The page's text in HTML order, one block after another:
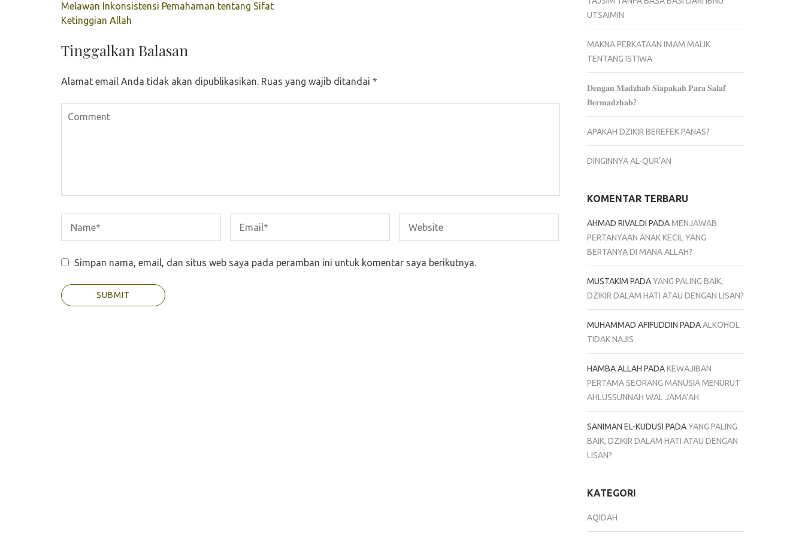
Navigasi
pos
Melawan Inkonsistensi Pemahaman tentang Sifat
Ketinggian Allah
Tinggalkan Balasan
Alamat email Anda tidak akan dipublikasikan. Ruas yang wajib ditandai *
Simpan nama, email, dan situs web saya pada peramban ini untuk komentar saya berikutnya.
UTSAIMIN
MAKNA PERKATAAN IMAM MALIK
TENTANG ISTIWA
𝐃𝐞𝐧𝐠𝐚𝐧 𝐌𝐚𝐝𝐳𝐡𝐚𝐛 𝐒𝐢𝐚𝐩𝐚𝐤𝐚𝐡 𝐏𝐚𝐫𝐚 𝐒𝐚𝐥𝐚𝐟
𝐁𝐞𝐫𝐦𝐚𝐝𝐳𝐡𝐚𝐛?
APAKAH DZIKIR BEREFEK PANAS?
DINGINNYA AL-QUR’AN
KOMENTAR TERBARU
AHMAD RIVALDI PADAMENJAWAB
PERTANYAAN ANAK KECIL YANG
BERTANYA DI MANA ALLAH?
MUSTAKIM PADAYANG PALING BAIK,
DZIKIR DALAM HATI ATAU DENGAN LISAN?
MUHAMMAD AFIFUDDIN PADAALKOHOL
TIDAK NAJIS
HAMBA ALLAH PADAKEWAJIBAN
PERTAMA SEORANG MANUSIA MENURUT
AHLUSSUNNAH WAL JAMA’AH
SANIMAN EL-KUDUSI PADAYANG PALING
BAIK, DZIKIR DALAM HATI ATAU DENGAN
LISAN?
KATEGORI
AQIDAH